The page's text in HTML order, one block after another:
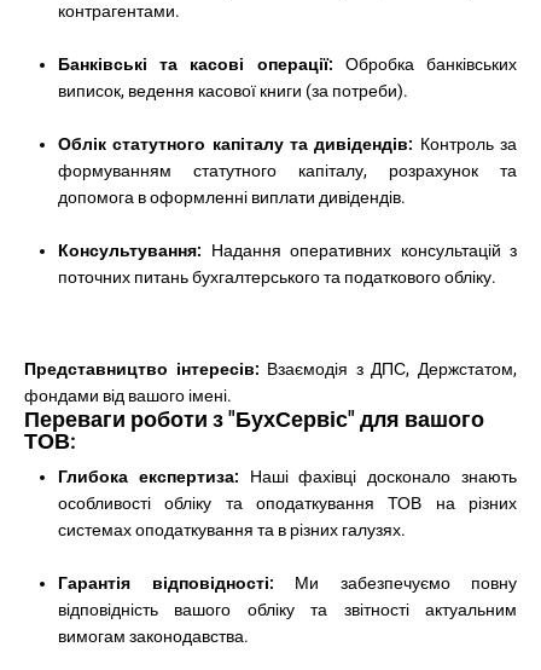
контрагентами.
Банківські та касові операції: Обробка банківських
виписок, ведення касової книги (за потреби).
Облік статутного капіталу та дивідендів: Контроль за
формуванням статутного капіталу, розрахунок та
допомога в оформленні виплати дивідендів.
Консультування: Надання оперативних консультацій з
поточних питань бухгалтерського та податкового обліку.
Представництво інтересів: Взаємодія з ДПС, Держстатом,
фондами від вашого імені.
Переваги роботи з "БухСервіс" для вашого
ТОВ:
Глибока експертиза: Наші фахівці досконало знають
особливості обліку та оподаткування ТОВ на різних
системах оподаткування та в різних галузях.
Гарантія відповідності: Ми забезпечуємо повну
відповідність вашого обліку та звітності актуальним
вимогам законодавства.